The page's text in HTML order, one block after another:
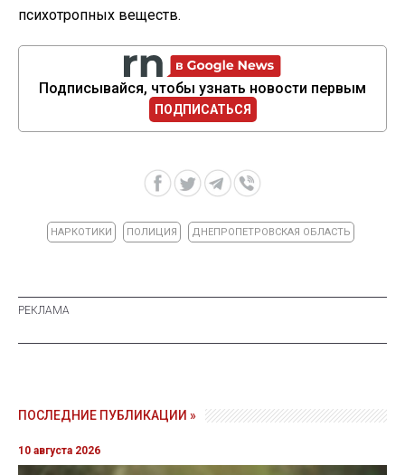
психотропных веществ.
Подписывайся, чтобы узнать новости первым
ПОДПИСАТЬСЯ
НАРКОТИКИ ПОЛИЦИЯ ДНЕПРОПЕТРОВСКАЯ ОБЛАСТЬ
ПОСЛЕДНИЕ ПУБЛИКАЦИИ »
10 августа 2026